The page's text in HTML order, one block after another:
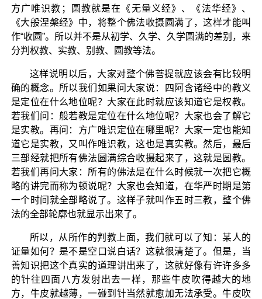
方广唯识教；圆教就是在《无量义经》、《法华经》、
《大般涅槃经》中，将整个佛法收摄圆满了，这样才能叫
作“收圆”。所以并不是从初学、久学、久学圆满的差别，来
分判权教、实教、别教、圆教等法。
这样说明以后，大家对整个佛菩提就应该会有比较明
确的概念。所以我们如果问大家说：四阿含诸经中的教义
是定位在什么地位呢？大家在此时就应该知道它是权教。
若我们问：般若教是定位在什么地位呢？大家也会了解它
是实教。再问：方广唯识定位在哪里呢？大家一定也能知
道它是实教，又叫作唯识教，这也是真实教。然后，最后
三部经就把所有佛法圆满综合收摄起来了，这就是圆教。
若我们再问大家：所有的佛法是在什么时候就一次把它概
略的讲完而称为顿说呢？大家也会知道，在华严时期是第
一个时间就全部略说了。这样子就叫作五时三教，整个佛
法的全部轮廓也就显示出来了。
所以，从所作的判教上面，我们就可以了知：某人的
证量如何？是不是空口说白话？这就很清楚了。但是，当
善知识把这个真实的道理讲出来了，这就好像有许许多多
的针往四面八方发射出去一样，那些牛皮吹得越大的地
方，牛皮就越薄，一碰到针当然就愈加无法承受。牛皮吹